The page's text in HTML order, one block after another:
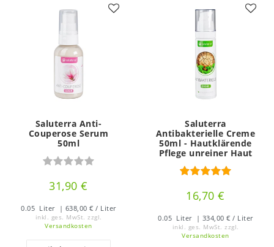
Saluterra Anti-
Couperose Serum
50ml
31,90 €
0.05 Liter | 638,00 € / Liter
inkl. ges. MwSt. zzgl.
Versandkosten
Saluterra
Antibakterielle Creme
50ml - Hautklärende
Pflege unreiner Haut
16,70 €
0.05 Liter | 334,00 € / Liter
inkl. ges. MwSt. zzgl.
Versandkosten